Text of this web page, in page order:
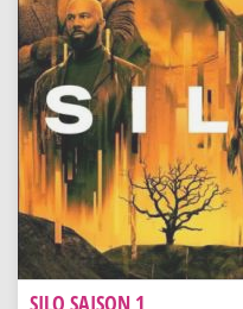
SILO SAISON 1